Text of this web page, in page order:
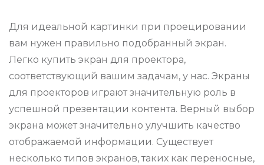
Для идеальной картинки при проецировании
вам нужен правильно подобранный экран.
Легко купить экран для проектора,
соответствующий вашим задачам, у нас. Экраны
для проекторов играют значительную роль в
успешной презентации контента. Верный выбор
экрана может значительно улучшить качество
отображаемой информации. Существует
несколько типов экранов, таких как переносные,